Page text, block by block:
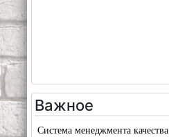
Важное
Система менеджмента качества